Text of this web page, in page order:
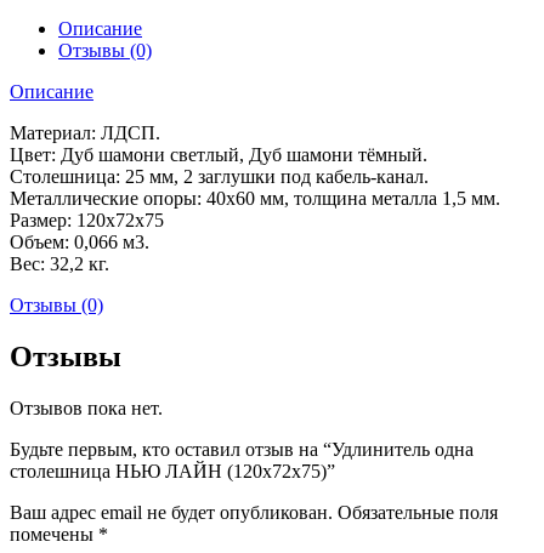
Описание
Отзывы (0)
Описание
Материал: ЛДСП.
Цвет: Дуб шамони светлый, Дуб шамони тёмный.
Столешница: 25 мм, 2 заглушки под кабель-канал.
Металлические опоры: 40х60 мм, толщина металла 1,5 мм.
Размер: 120x72x75
Объем: 0,066 м3.
Вес: 32,2 кг.
Отзывы (0)
Отзывы
Отзывов пока нет.
Будьте первым, кто оставил отзыв на “Удлинитель одна
столешница НЬЮ ЛАЙН (120x72x75)”
Ваш адрес email не будет опубликован. Обязательные поля
помечены *